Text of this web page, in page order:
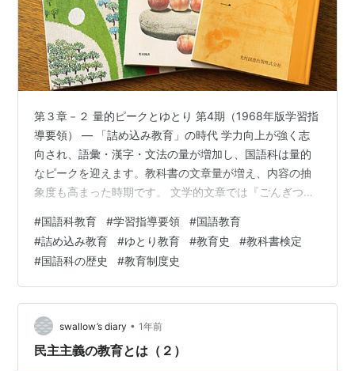
第３章－２ 量的ピークとゆとり 第4期（1968年版学習指
導要領） ― 「詰め込み教育」の時代 学力向上が強く志
向され、語彙・漢字・文法の量が増加し、国語科は量的
なピークを迎えます。教科書の文章量が増え、内容の抽
象度も高まった時期です。 文学的文章では『ごんぎつ
定番化し、「読みの技能」よりも「情緒・共感」が重視
されました。 この時期の「情緒」重視が、後の読みの議
論の起点となります。1980年代に「読みの多様性」論争
へとつながり、1990年代には「主体的な読み」、2000
年代以降には「根拠ある読み」が求められるようになり
ます。 情緒的な読解が定番…
#国語科教育 #学習指導要領 #国語教育
#詰め込み教育 #ゆとり教育 #教育史 #教科書検定
#国語科の歴史 #教育制度史
swallow’s diary • 1年前
民主主義の教育とは（２）